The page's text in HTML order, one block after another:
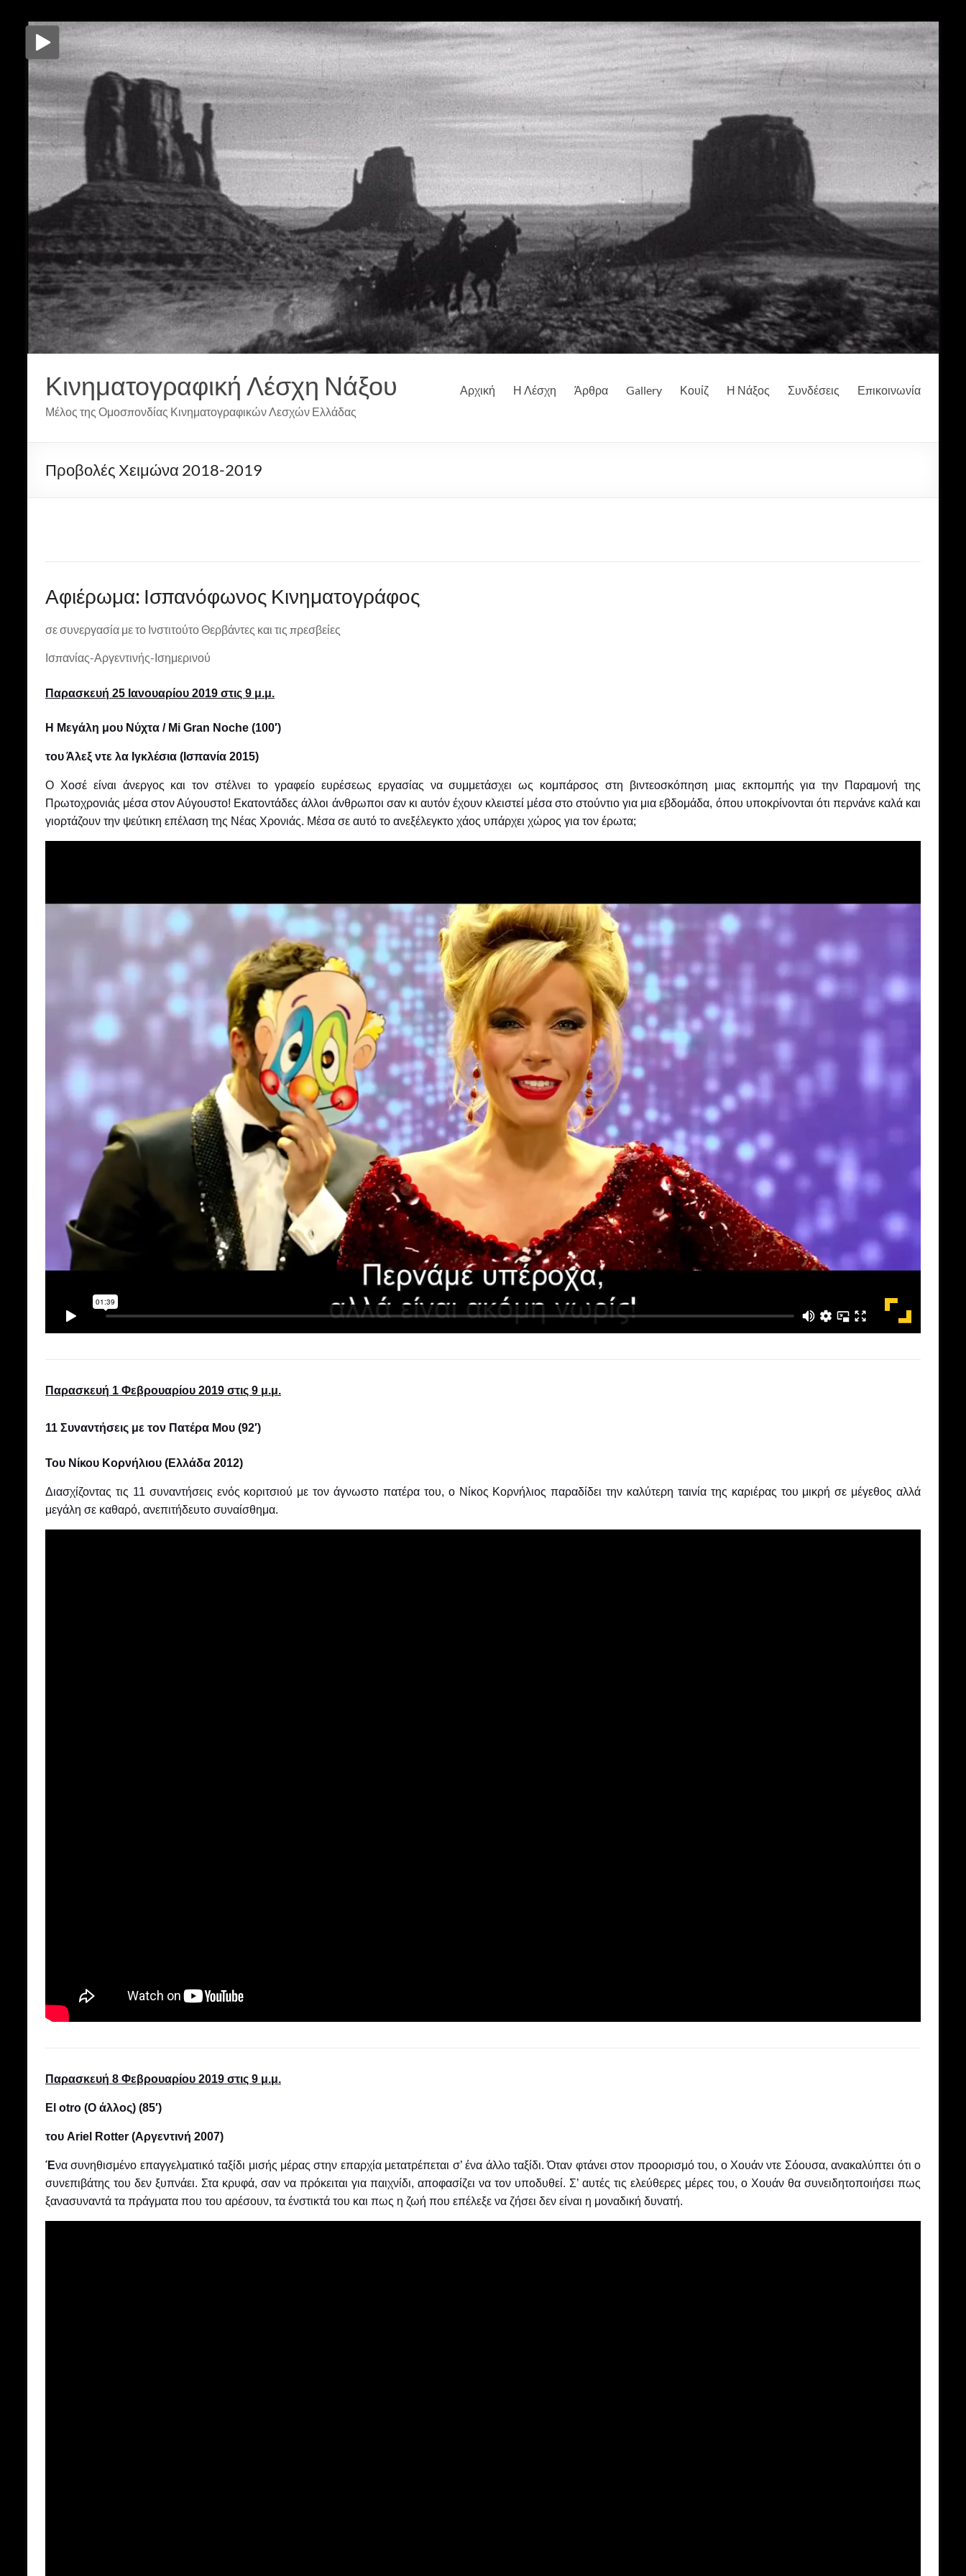
Μετάβαση
στο
περιεχόμενο
Κινηματογραφική Λέσχη Νάξου
Μέλος της Ομοσπονδίας Κινηματογραφικών Λεσχών Ελλάδας
Αρχική Η Λέσχη Άρθρα Gallery Κουίζ Η Νάξος Συνδέσεις Επικοινωνία
Προβολές Χειμώνα 2018-2019
Αφιέρωμα: Ισπανόφωνος Κινηματογράφος
σε συνεργασία με το Ινστιτούτο Θερβάντες και τις πρεσβείες
Ισπανίας-Αργεντινής-Ισημερινού
Παρασκευή 25 Ιανουαρίου 2019 στις 9 μ.μ.
Η Μεγάλη μου Νύχτα / Mi Gran Noche (100′)
του Άλεξ ντε λα Ιγκλέσια (Ισπανία 2015)
Ο Χοσέ είναι άνεργος και τον στέλνει το γραφείο ευρέσεως εργασίας να συμμετάσχει ως κομπάρσος στη βιντεοσκόπηση μιας εκπομπής για την Παραμονή της
Πρωτοχρονιάς μέσα στον Αύγουστο! Εκατοντάδες άλλοι άνθρωποι σαν κι αυτόν έχουν κλειστεί μέσα στο στούντιο για μια εβδομάδα, όπου υποκρίνονται ότι περνάνε καλά και
γιορτάζουν την ψεύτικη επέλαση της Νέας Χρονιάς. Μέσα σε αυτό το ανεξέλεγκτο χάος υπάρχει χώρος για τον έρωτα;
Παρασκευή 1 Φεβρουαρίου 2019 στις 9 μ.μ.
11 Συναντήσεις με τον Πατέρα Μου (92′)
Του Νίκου Κορνήλιου (Ελλάδα 2012)
Διασχίζοντας τις 11 συναντήσεις ενός κοριτσιού με τον άγνωστο πατέρα του, ο Νίκος Κορνήλιος παραδίδει την καλύτερη ταινία της καριέρας του μικρή σε μέγεθος αλλά
μεγάλη σε καθαρό, ανεπιτήδευτο συναίσθημα.
Παρασκευή 8 Φεβρουαρίου 2019 στις 9 μ.μ.
El otro (Ο άλλος) (85′)
του Ariel Rotter (Αργεντινή 2007)
Ένα συνηθισμένο επαγγελματικό ταξίδι μισής μέρας στην επαρχία μετατρέπεται σ’ ένα άλλο ταξίδι. Όταν φτάνει στον προορισμό του, ο Χουάν ντε Σόουσα, ανακαλύπτει ότι ο
συνεπιβάτης του δεν ξυπνάει. Στα κρυφά, σαν να πρόκειται για παιχνίδι, αποφασίζει να τον υποδυθεί. Σ’ αυτές τις ελεύθερες μέρες του, ο Χουάν θα συνειδητοποιήσει πως
ξανασυναντά τα πράγματα που του αρέσουν, τα ένστικτά του και πως η ζωή που επέλεξε να ζήσει δεν είναι η μοναδική δυνατή.